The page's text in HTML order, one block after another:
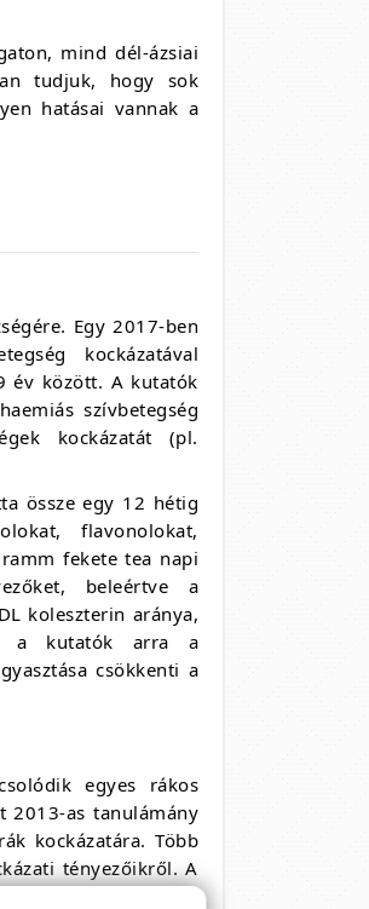
mind dél-ázsiai
tudjuk, hogy sok
hatásai vannak a
Egy 2017-ben
kockázatával
év között. A kutatók
szívbetegség
kockázatát (pl.
össze egy 12 hétig
flavonolokat,
fekete tea napi
beleértve a
koleszterin aránya,
a kutatók arra a
csökkenti a
egyes rákos
as tanulámány
kockázatára. Több
tényezőikről. A
és myricetin - fő